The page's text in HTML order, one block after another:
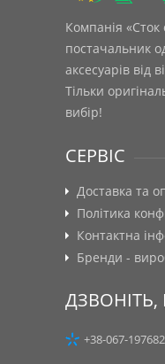
Компанія
постачальник
аксесуарів від
Тільки
вибір!
СЕРВІС
Доставка та
Політика
Контактна
Бренди -
+38-067-